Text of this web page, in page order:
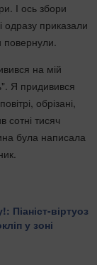
І ось збори
одразу приказали
повернули.
на мій
Я придивився
обрізані,
сотні тисяч
була написала
Піаніст-віртуоз
у зоні